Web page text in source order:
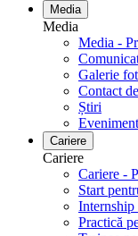
Media
Media
Media -
Galerie
Contact
Știri
Cariere
Cariere
Cariere -
Start
Internship
Practică